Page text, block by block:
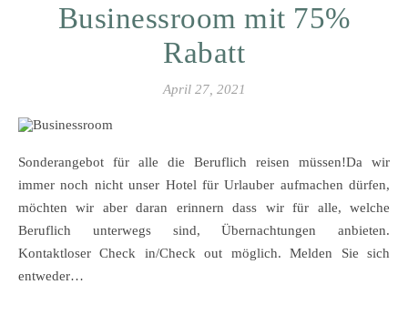
Businessroom mit 75%
Rabatt
April 27, 2021
Sonderangebot für alle die Beruflich reisen müssen!Da wir
immer noch nicht unser Hotel für Urlauber aufmachen dürfen,
möchten wir aber daran erinnern dass wir für alle, welche
Beruflich unterwegs sind, Übernachtungen anbieten.
Kontaktloser Check in/Check out möglich. Melden Sie sich
entweder…